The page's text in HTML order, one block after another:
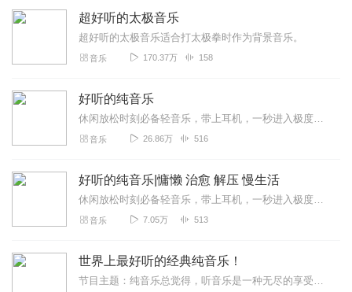
超好听的太极音乐
超好听的太极音乐适合打太极拳时作为背景音乐。
音乐 170.37万 158
好听的纯音乐
休闲放松时刻必备轻音乐，带上耳机，一秒进入极度放松慵懒、高度治愈时刻！安静的宅在家中，听听轻音乐，自由纯净，慰藉心灵。好好生活，慢慢治愈，悄悄发光。请让我用轻音...
音乐 26.86万 516
好听的纯音乐|慵懒 治愈 解压 慢生活
休闲放松时刻必备轻音乐，带上耳机，一秒进入极度放松慵懒、高度治愈时刻！安静的宅在家中，听听轻音乐，自由纯净，慰藉心灵。好好生活，慢慢治愈，悄悄发光。请让我用轻音...
音乐 7.05万 513
世界上最好听的经典纯音乐！
节目主题：纯音乐总觉得，听音乐是一种无尽的享受，它能使我们烦躁的心情立即变得舒畅，也能使我们愉悦的心情得到进一步提升。